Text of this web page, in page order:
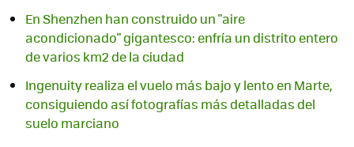
En Shenzhen han construido un "aire
acondicionado" gigantesco: enfría un distrito entero
de varios km2 de la ciudad
Ingenuity realiza el vuelo más bajo y lento en Marte,
consiguiendo así fotografías más detalladas del
suelo marciano